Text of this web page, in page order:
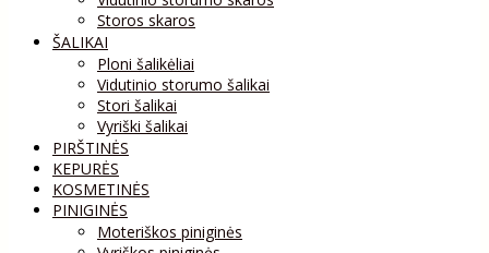
Storos skaros
ŠALIKAI
Ploni šalikėliai
Vidutinio storumo šalikai
Stori šalikai
Vyriški šalikai
PIRŠTINĖS
KEPURĖS
KOSMETINĖS
PINIGINĖS
Moteriškos piniginės